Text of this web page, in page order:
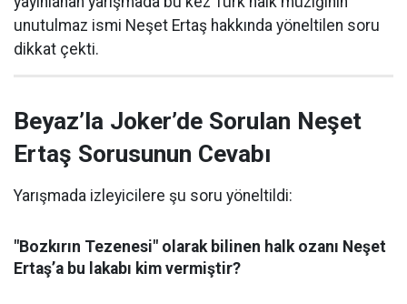
unutulmaz ismi Neşet Ertaş hakkında yöneltilen soru
dikkat çekti.
Beyaz’la Joker’de Sorulan Neşet
Ertaş Sorusunun Cevabı
Yarışmada izleyicilere şu soru yöneltildi:
"Bozkırın Tezenesi" olarak bilinen halk ozanı Neşet
Ertaş’a bu lakabı kim vermiştir?